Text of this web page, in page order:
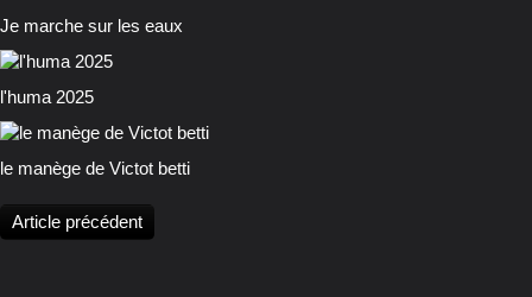
Je marche sur les eaux
l'huma 2025
le manège de Victot betti
Article précédent